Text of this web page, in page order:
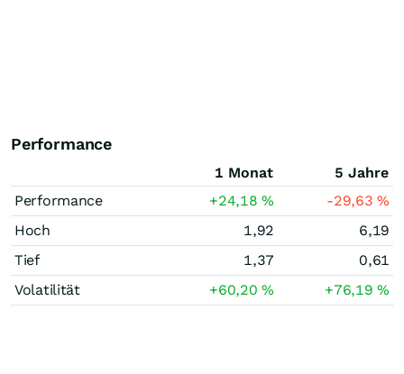
Performance
1 Monat
5 Jahre
Performance
+24,18% -29,63%
Hoch
1,92
6,19
Tief
1,37
0,61
Volatilität
+60,20% +76,19%